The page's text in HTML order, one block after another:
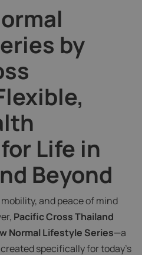
by
Life in
Beyond
and peace of mind
Pacific Cross Thailand
Normal Lifestyle Series—a
specifically for today’s